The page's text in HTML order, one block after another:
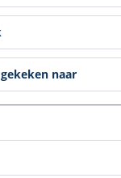
naar